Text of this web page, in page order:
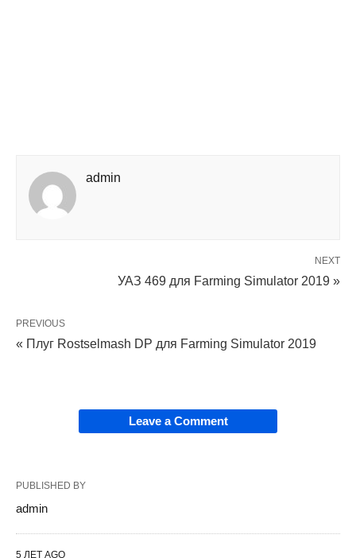
admin
NEXT
УАЗ 469 для Farming Simulator 2019 »
PREVIOUS
« Плуг Rostselmash DP для Farming Simulator 2019
Leave a Comment
PUBLISHED BY
admin
5 ЛЕТ AGO